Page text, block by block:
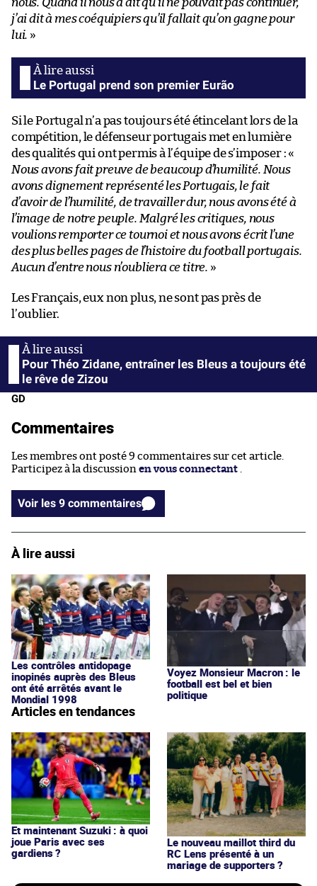
j’ai dit à mes coéquipiers qu’il fallait qu’on gagne pour
lui. »
Le Portugal prend son premier Eurão
Si le Portugal n’a pas toujours été étincelant lors de la
compétition, le défenseur portugais met en lumière
des qualités qui ont permis à l’équipe de s’imposer : «
Nous avons fait preuve de beaucoup d’humilité. Nous
avons dignement représenté les Portugais, le fait
d’avoir de l’humilité, de travailler dur, nous avons été à
l’image de notre peuple. Malgré les critiques, nous
voulions remporter ce tournoi et nous avons écrit l’une
des plus belles pages de l’histoire du football portugais.
Aucun d’entre nous n’oubliera ce titre. »
Les Français, eux non plus, ne sont pas près de
l’oublier.
Pour Théo Zidane, entraîner les Bleus a toujours été
le rêve de Zizou
GD
Commentaires
Les membres ont posté 9 commentaires sur cet article.
Participez à la discussion en vous connectant
Voir les 9 commentaires
À lire aussi
Les contrôles antidopage
inopinés auprès des Bleus
ont été arrêtés avant le
Mondial 1998
Voyez Monsieur Macron : le
football est bel et bien
politique
Articles en tendances
Et maintenant Suzuki : à quoi
joue Paris avec ses
gardiens ?
Le nouveau maillot third du
RC Lens présenté à un
mariage de supporters ?